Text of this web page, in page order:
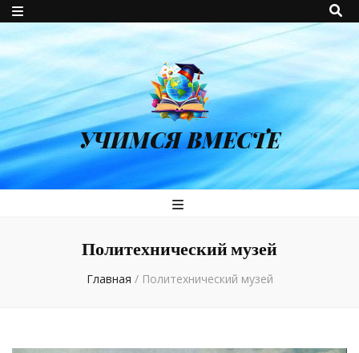
УЧИМСЯ ВМЕСТЕ
Политехнический музей
Главная / Политехнический музей